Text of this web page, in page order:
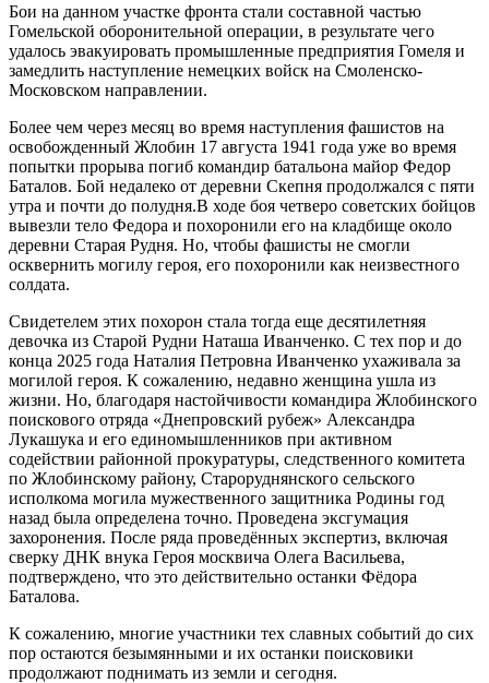
Бои на данном участке фронта стали составной частью
Гомельской оборонительной операции, в результате чего
удалось эвакуировать промышленные предприятия Гомеля и
замедлить наступление немецких войск на Смоленско-
Московском направлении.
Более чем через месяц во время наступления фашистов на
освобожденный Жлобин 17 августа 1941 года уже во время
попытки прорыва погиб командир батальона майор Федор
Баталов. Бой недалеко от деревни Скепня продолжался с пяти
утра и почти до полудня.В ходе боя четверо советских бойцов
вывезли тело Федора и похоронили его на кладбище около
деревни Старая Рудня. Но, чтобы фашисты не смогли
осквернить могилу героя, его похоронили как неизвестного
солдата.
Свидетелем этих похорон стала тогда еще десятилетняя
девочка из Старой Рудни Наташа Иванченко. С тех пор и до
конца 2025 года Наталия Петровна Иванченко ухаживала за
могилой героя. К сожалению, недавно женщина ушла из
жизни. Но, благодаря настойчивости командира Жлобинского
поискового отряда «Днепровский рубеж» Александра
Лукашука и его единомышленников при активном
содействии районной прокуратуры, следственного комитета
по Жлобинскому району, Староруднянского сельского
исполкома могила мужественного защитника Родины год
назад была определена точно. Проведена эксгумация
захоронения. После ряда проведённых экспертиз, включая
сверку ДНК внука Героя москвича Олега Васильева,
подтверждено, что это действительно останки Фёдора
Баталова.
К сожалению, многие участники тех славных событий до сих
пор остаются безымянными и их останки поисковики
продолжают поднимать из земли и сегодня.